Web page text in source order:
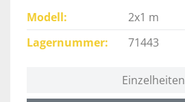
Modell
2x1 m
Lagernummer
71443
Einzelheiten